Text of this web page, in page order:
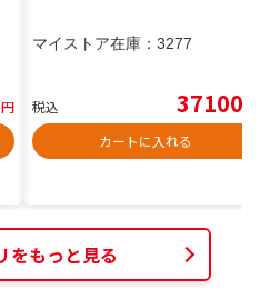
円
マイストア在庫： 3277
税込 37100
カートに入れる
をもっと見る